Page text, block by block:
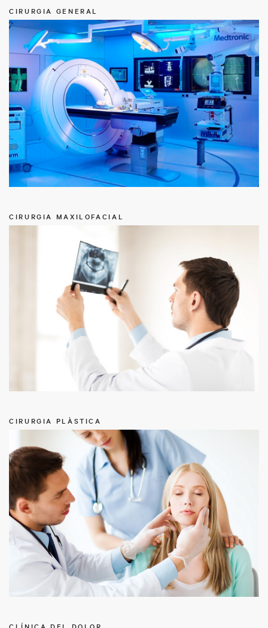
CIRURGIA GENERAL
CIRURGIA MAXILOFACIAL
CIRURGIA PLÀSTICA